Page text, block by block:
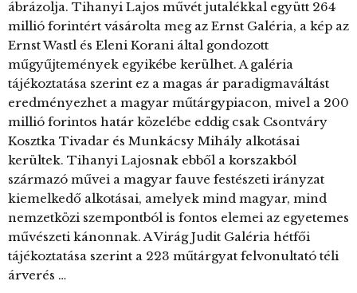
ábrázolja. Tihanyi Lajos művét jutalékkal együtt 264
millió forintért vásárolta meg az Ernst Galéria, a kép az
Ernst Wastl és Eleni Korani által gondozott
műgyűjtemények egyikébe kerülhet. A galéria
tájékoztatása szerint ez a magas ár paradigmaváltást
eredményezhet a magyar műtárgypiacon, mivel a 200
millió forintos határ közelébe eddig csak Csontváry
Kosztka Tivadar és Munkácsy Mihály alkotásai
kerültek. Tihanyi Lajosnak ebből a korszakból
származó művei a magyar fauve festészeti irányzat
kiemelkedő alkotásai, amelyek mind magyar, mind
nemzetközi szempontból is fontos elemei az egyetemes
művészeti kánonnak. A Virág Judit Galéria hétfői
tájékoztatása szerint a 223 műtárgyat felvonultató téli
árverés …